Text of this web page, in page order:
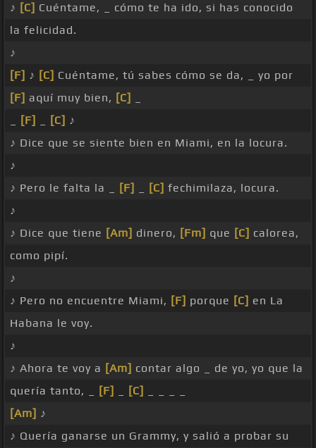
♪ [C] Cuéntame, _ cómo te ha ido, si has conocido
la felicidad.
♪
[F] ♪ [C] Cuéntame, tú sabes cómo se da, _ yo por
[F] aquí muy bien, [C]
[F] [C] ♪
♪ Dice que se siente bien en Miami, en la locura.
♪
♪ Pero le falta la _
[F] [C] fechimilaza, locura.
♪
♪ Dice que tiene [Am] dinero, [Fm] que [C] calorea,
como pipí.
♪
♪ Pero no encuentre Miami, [F] porque [C] en La
Habana le voy.
♪
♪ Ahora te voy a [Am] contar algo _ de yo, yo que la
quería tanto, _
[F] [C]
[Am] ♪
♪ Quería ganarse un Grammy, y salió a probar su